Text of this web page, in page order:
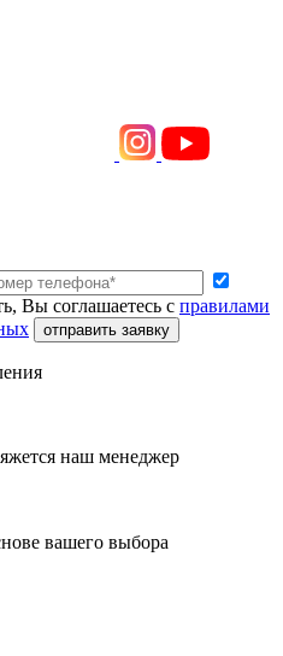
Вы соглашаетесь с правилами
отправить заявку
наш менеджер
вашего выбора